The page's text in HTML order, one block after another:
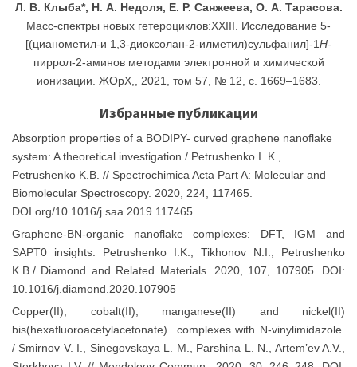
Л. В. Клыба*, Н. А. Недоля, Е. Р. Санжеева, О. А. Тарасова.
Масс-спектры новых гетероциклов:XXIII. Исследование 5-
[(цианометил-и 1,3-диоксолан-2-илметил)сульфанил]-1Н-
пиррол-2-аминов методами электронной и химической
ионизации. ЖОрХ,, 2021, том 57, № 12, с. 1669–1683.
Избранные публикации
Absorption properties of a BODIPY- curved graphene nanoflake
system: A theoretical investigation / Petrushenko I. K.,
Petrushenko K.B. // Spectrochimica Acta Part A: Molecular and
Biomolecular Spectroscopy. 2020, 224, 117465.
DOI.org/10.1016/j.saa.2019.117465
Graphene-BN-organic nanoflake complexes: DFT, IGM and
SAPT0 insights. Petrushenko I.K., Tikhonov N.I., Petrushenko
K.B./ Diamond and Related Materials. 2020, 107, 107905. DOI:
10.1016/j.diamond.2020.107905
Сopper(II), cobalt(II), manganese(II) and nickel(II)
bis(hexafluoroacetylacetonate) complexes with N-vinylimidazole
/ Smirnov V. I., Sinegovskaya L. M., Parshina L. N., Artem’ev A.V.,